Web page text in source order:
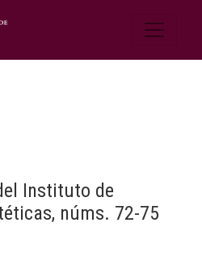
Instituto de
núms. 72-75